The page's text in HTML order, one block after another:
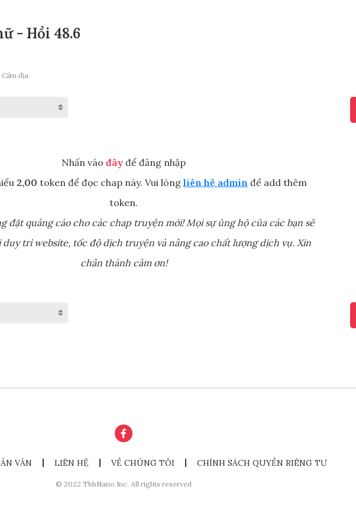
- Hồi 48.6
địa
Nhấn vào đây để đăng nhập
2,00 token để đọc chap này. Vui lòng liên hệ admin để add thêm
token.
đặt quảng cáo cho các chap truyện mới! Mọi sự ủng hộ của các bạn sẽ
trì website, tốc độ dịch truyện và nâng cao chất lượng dịch vụ. Xin
chân thành cảm ơn!
VĂN LIÊN HỆ VỀ CHÚNG TÔI CHÍNH SÁCH QUYỀN RIÊNG TƯ
© 2022 TbhNano Inc. All rights reserved